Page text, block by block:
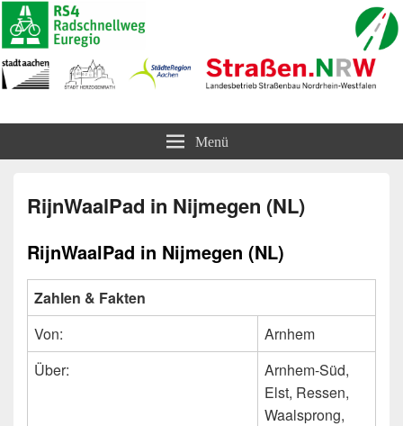
Radschnellweg Euregio (RS4)
Menü
RijnWaalPad in Nijmegen (NL)
RijnWaalPad in Nijmegen (NL)
Zahlen & Fakten
Von:
Arnhem
Über:
Arnhem-Süd,
Elst, Ressen,
Waalsprong,